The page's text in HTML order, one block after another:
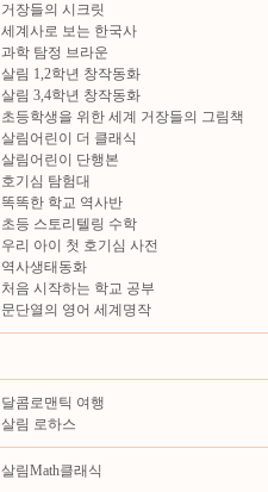
거장들의 시크릿
세계사로 보는 한국사
과학 탐정 브라운
살림 1,2학년 창작동화
살림 3,4학년 창작동화
초등학생을 위한 세계 거장들의 그림책
살림어린이 더 클래식
살림어린이 단행본
호기심 탐험대
똑똑한 학교 역사반
초등 스토리텔링 수학
우리 아이 첫 호기심 사전
역사생태동화
처음 시작하는 학교 공부
문단열의 영어 세계명작
달콤로맨틱 여행
살림 로하스
살림Math클래식